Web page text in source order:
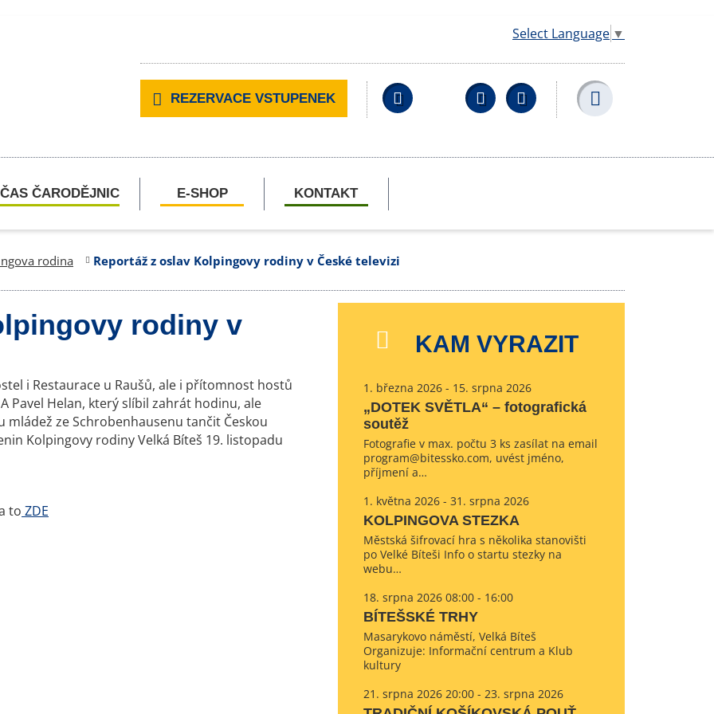
Select Language ▼
REZERVACE VSTUPENEK Facebook YouTubeWikipedia
ČAS ČARODĚJNIC E-SHOP KONTAKT
rodina Reportáž z oslav Kolpingovy rodiny v České televizi
rodiny v
i Restaurace u Raušů, ale i přítomnost hostů
Pavel Helan, který slíbil zahrát hodinu, ale
mládež ze Schrobenhausenu tančit Českou
Kolpingovy rodiny Velká Bíteš 19. listopadu
to ZDE
KAM VYRAZIT
1. března 2026 - 15. srpna 2026
„DOTEK SVĚTLA“ – fotografická
soutěž
Fotografie v max. počtu 3 ks zasílat na email
program@bitessko.com, uvést jméno,
příjmení a…
1. května 2026 - 31. srpna 2026
KOLPINGOVA STEZKA
Městská šifrovací hra s několika stanovišti
po Velké Bíteši Info o startu stezky na
webu…
18. srpna 2026 08:00 - 16:00
BÍTEŠSKÉ TRHY
Masarykovo náměstí, Velká Bíteš
Organizuje: Informační centrum a Klub
kultury
21. srpna 2026 20:00 - 23. srpna 2026